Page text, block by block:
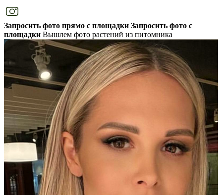
Запросить фото прямо с площадки Запросить фото с
площадки Вышлем фото растений из питомника